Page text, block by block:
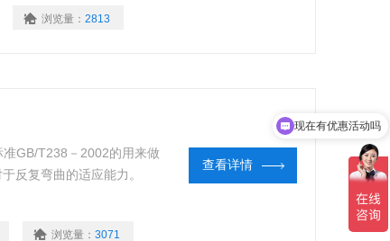
浏览量： 2813
GB/T238－2002的用来做
反复弯曲的适应能力。
浏览量： 3071
查看详情
可以介绍下你们的产品么